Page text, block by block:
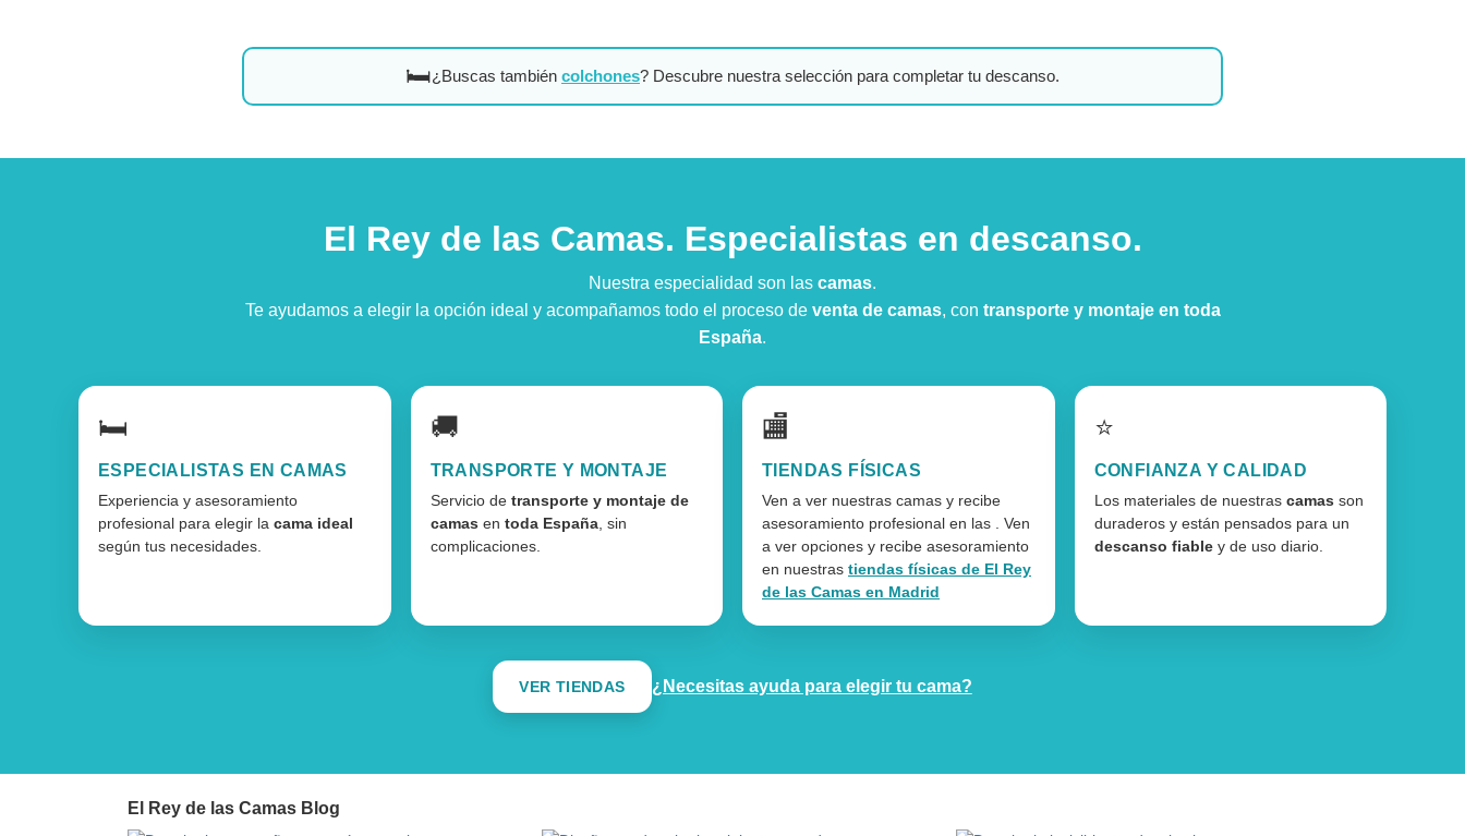
🛏️¿Buscas también colchones? Descubre nuestra selección para completar tu descanso.
El Rey de las Camas. Especialistas en descanso.
Nuestra especialidad son las camas.
Te ayudamos a elegir la opción ideal y acompañamos todo el proceso de venta de camas, con transporte y montaje en toda
España.
🛏️
ESPECIALISTAS EN CAMAS
Experiencia y asesoramiento
profesional para elegir la cama ideal
según tus necesidades.
🚚
TRANSPORTE Y MONTAJE
Servicio de transporte y montaje de
camas en toda España, sin
complicaciones.
🏬
TIENDAS FÍSICAS
Ven a ver nuestras camas y recibe
asesoramiento profesional en las . Ven
a ver opciones y recibe asesoramiento
en nuestras tiendas físicas de El Rey
de las Camas en Madrid
⭐
CONFIANZA Y CALIDAD
Los materiales de nuestras camas son
duraderos y están pensados para un
descanso fiabley de uso diario.
VER TIENDAS ¿Necesitas ayuda para elegir tu cama?
El Rey de las Camas Blog